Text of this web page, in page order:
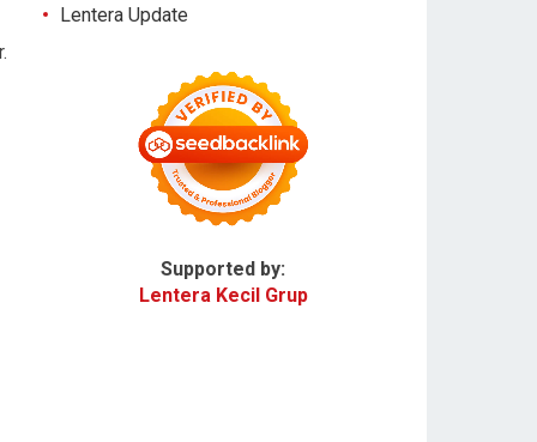
Lentera Update
Supported by:
Lentera Kecil Grup